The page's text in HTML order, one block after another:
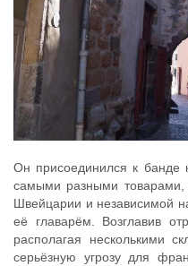
Он присоединился к банде
самыми разными товарами,
Швейцарии и независимой
её главарём. Возглавив
располагая несколькими
серьёзную угрозу для